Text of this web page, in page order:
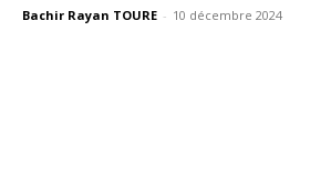
Bachir Rayan TOURE - 10 décembre 2024